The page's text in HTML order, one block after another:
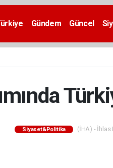
Gündem Güncel
Siyaset&Politika (İHA) - İhlas